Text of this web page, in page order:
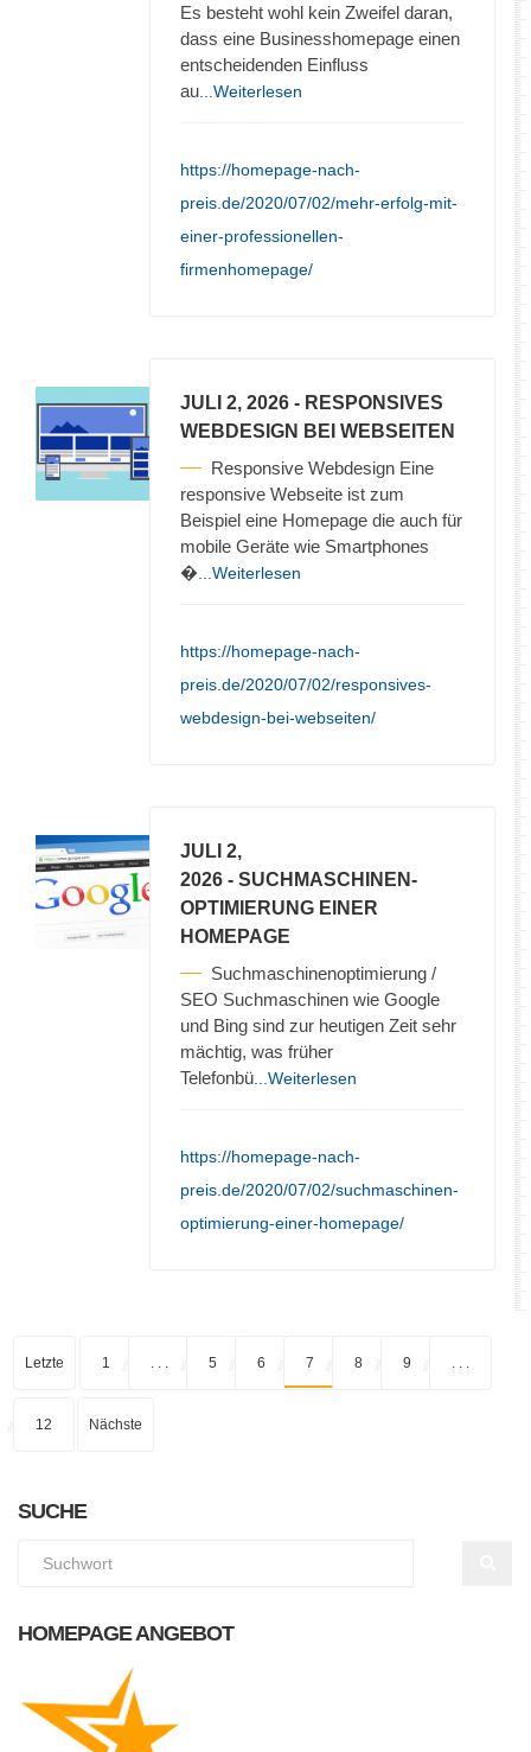
Es besteht wohl kein Zweifel daran,
dass eine Businesshomepage einen
entscheidenden Einfluss
au ...Weiterlesen
https://homepage-nach-
preis.de/2020/07/02/mehr-erfolg-mit-
einer-professionellen-
firmenhomepage/
JULI 2, 2026 - RESPONSIVES
WEBDESIGN BEI WEBSEITEN
Responsive Webdesign Eine
responsive Webseite ist zum
Beispiel eine Homepage die auch für
mobile Geräte wie Smartphones
� ...Weiterlesen
https://homepage-nach-
preis.de/2020/07/02/responsives-
webdesign-bei-webseiten/
JULI 2,
2026 - SUCHMASCHINEN-
OPTIMIERUNG EINER
HOMEPAGE
Suchmaschinenoptimierung /
SEO Suchmaschinen wie Google
und Bing sind zur heutigen Zeit sehr
mächtig, was früher
Telefonbü ...Weiterlesen
https://homepage-nach-
preis.de/2020/07/02/suchmaschinen-
optimierung-einer-homepage/
Letzte 1 5 6 7 8 9
12 Nächste
SUCHE
HOMEPAGE ANGEBOT